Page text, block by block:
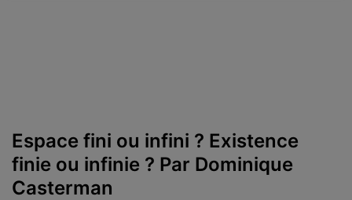
Espace fini ou infini ? Existence
finie ou infinie ? Par Dominique
Casterman